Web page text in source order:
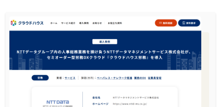
導入前に企業が抱えていた課題
紙ベースの手続き運用やLINE利用による業務負
荷、コンプライアンス上のリスクが顕在化して
いた。
導入前の課題に対する解決策